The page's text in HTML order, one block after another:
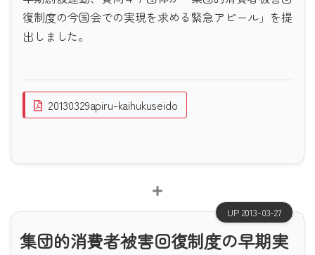
復制度の今国会での実現を求める緊急アピール」を提
出しました。
20130329apiru-kaihukuseido
UP 2013-03-27
集団的消費者被害回復制度の早期実